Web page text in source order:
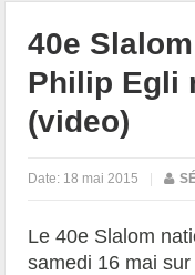
40e
Philip Egli
(video)
Date: 18 mai 2015 |
Le 40e Slalom
samedi 16 mai